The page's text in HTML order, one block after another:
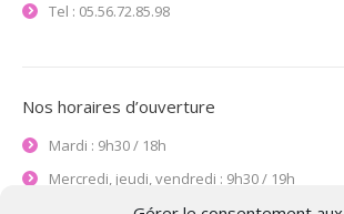
Tel : 05.56.72.85.98
Nos horaires d’ouverture
Mardi : 9h30 / 18h
Mercredi, jeudi, vendredi : 9h30 / 19h